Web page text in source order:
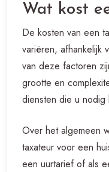
Wat kost
De kosten van een
variëren, afhankelijk
van deze factoren
grootte en
diensten die u nodig
Over het algemeen
taxateur voor een
een uurtarief of als